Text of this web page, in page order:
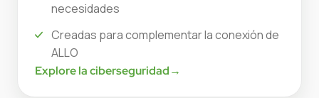
necesidades
Creadas para complementar la conexión de
ALLO
Explore la ciberseguridad→